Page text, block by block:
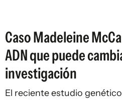
Caso Madeleine
ADN que puede
investigación
El reciente estudio